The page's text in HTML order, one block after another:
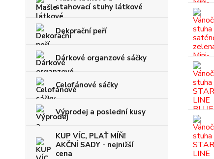
stahovací stuhy látkové
Dekorační peří
Dárkové organzové sáčky
Celofánové sáčky
Výprodej a poslední kusy
KUP VÍC, PLAŤ MÍŇ!
AKČNÍ SADY - nejnižší
cena